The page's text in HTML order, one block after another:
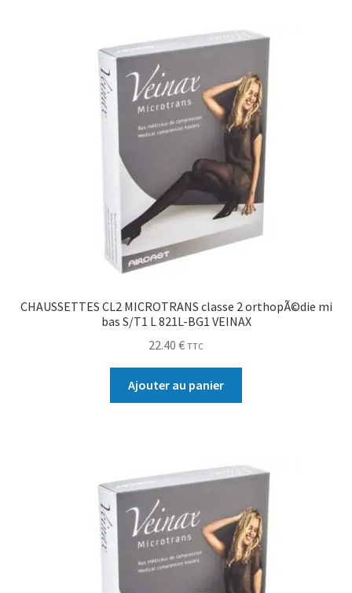
CHAUSSETTES CL2 MICROTRANS classe 2 orthopÃ©die mi
bas S/T1 L 821L-BG1 VEINAX
22.40 € TTC
Ajouter au panier